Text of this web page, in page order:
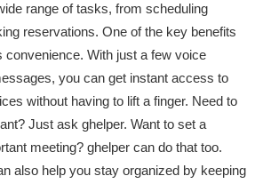
range of tasks, from scheduling
reservations. One of the key benefits
convenience. With just a few voice
you can get instant access to
without having to lift a finger. Need to
Just ask ghelper. Want to set a
meeting? ghelper can do that too.
also help you stay organized by keeping